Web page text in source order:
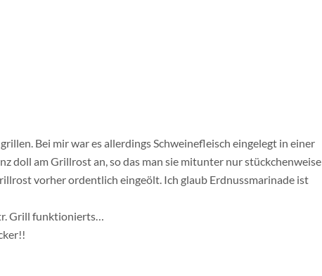
Bei mir war es allerdings Schweinefleisch eingelegt in einer
doll am Grillrost an, so das man sie mitunter nur stückchenweise
vorher ordentlich eingeölt. Ich glaub Erdnussmarinade ist
Grill funktionierts…